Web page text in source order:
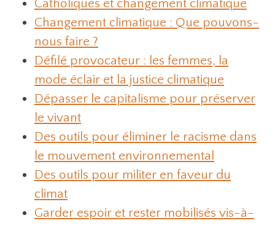
Catholiques et changement climatique
Changement climatique : Que pouvons-
nous faire ?
Défilé provocateur : les femmes, la
mode éclair et la justice climatique
Dépasser le capitalisme pour préserver
le vivant
Des outils pour éliminer le racisme dans
le mouvement environnemental
Des outils pour militer en faveur du
climat
Garder espoir et rester mobilisés vis-à-